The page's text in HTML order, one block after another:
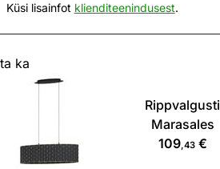
Küsi lisainfot klienditeenindusest.
ka
Rippvalgusti
Marasales
109,43€